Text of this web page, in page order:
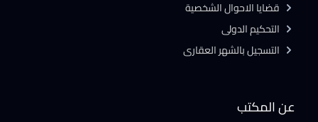
عن المكتب
قضايا الاحوال الشخصية
التحكيم الدولى
التسجيل بالشهر العقارى